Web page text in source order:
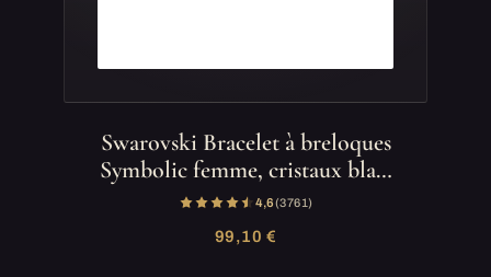
Swarovski Bracelet à breloques
Symbolic femme, cristaux bla…
4,6(3 761)
99,10 €